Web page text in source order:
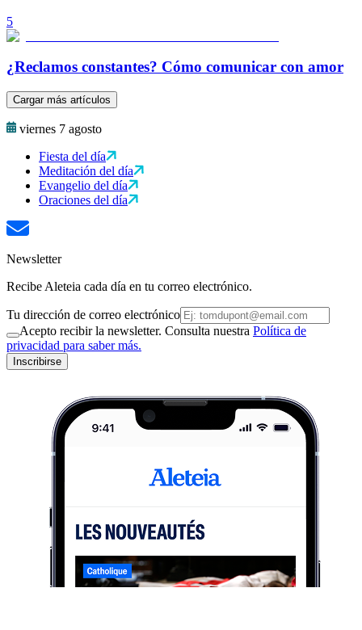
5
¿Reclamos constantes? Cómo comunicar con amor
Cargar más artículos
viernes 7 agosto
Fiesta del día
Meditación del día
Evangelio del día
Oraciones del día
Newsletter
Recibe Aleteia cada día en tu correo electrónico.
Tu dirección de correo electrónico
Acepto recibir la newsletter. Consulta nuestra Política de
privacidad para saber más.
Inscribirse